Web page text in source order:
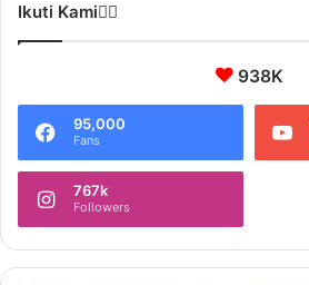
Ikuti Kami❤️‍🔥
938K
95,000
Fans
767k
Followers